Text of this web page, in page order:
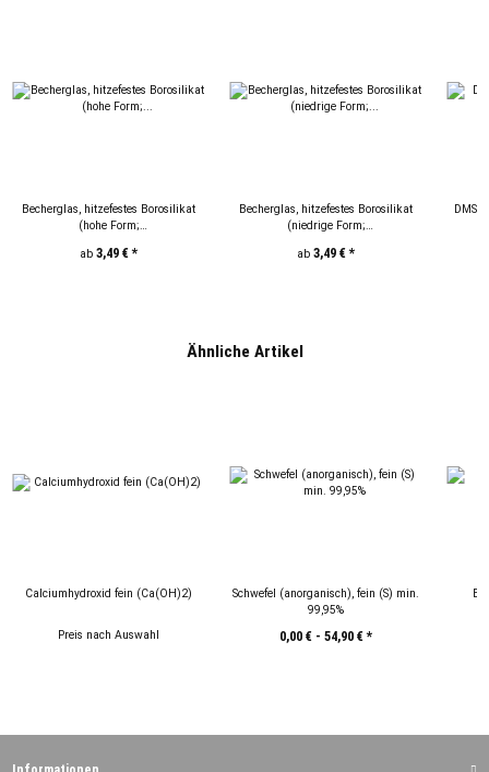
Becherglas, hitzefestes Borosilikat
(hohe Form;
ab 3,49 €*
Becherglas, hitzefestes Borosilikat
(niedrige Form;
ab 3,49 €*
Ähnliche Artikel
Calciumhydroxid fein (Ca(OH)2)
Preis nach Auswahl
Schwefel (anorganisch), fein (S) min.
99,95%
0,00 € - 54,90 €*